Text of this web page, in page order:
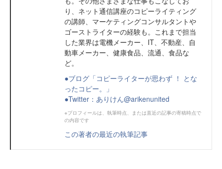
り、ネット通信講座のコピーライティング
の講師、マーケティングコンサルタントや
ゴーストライターの経験も。これまで担当
した業界は電機メーカー、IT、不動産、自
動車メーカー、健康食品、流通、食品な
ど。
●ブログ「コピーライターが思わず ！ とな
ったコピー。」
●Twitter：ありけん@arikenunited
※プロフィールは、執筆時点、または直近の記事の寄稿時点で
の内容です
この著者の最近の執筆記事